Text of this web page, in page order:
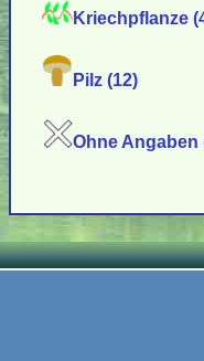
Kriechpflanze
Pilz (12)
Ohne Angaben